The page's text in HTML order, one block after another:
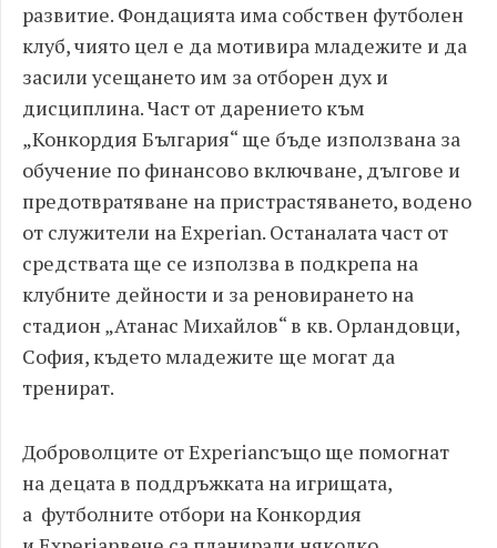
развитие. Фондацията има собствен футболен
клуб, чиято цел е да мотивира младежите и да
засили усещането им за отборен дух и
дисциплина. Част от дарението към
„Конкордия България“ ще бъде използвана за
обучение по финансово включване, дългове и
предотвратяване на пристрастяването, водено
от служители на Experian. Останалата част от
средствата ще се използва в подкрепа на
клубните дейности и за реновирането на
стадион „Атанас Михайлов“ в кв. Орландовци,
София, където младежите ще могат да
тренират.
Доброволците от Experianсъщо ще помогнат
на децата в поддръжката на игрищата,
а футболните отбори на Конкордия